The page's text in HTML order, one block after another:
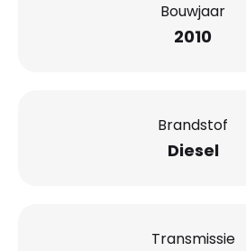
Bouwjaar
2010
Brandstof
Diesel
Transmissie